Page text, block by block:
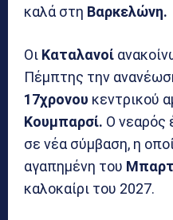
καλά στη Βαρκελώνη.
Οι Καταλανοί
Πέμπτης την
17χρονου κεντρικού
Κουμπαρσί. Ο νεαρός
σε νέα σύμβαση, η
αγαπημένη του
καλοκαίρι του 2027.